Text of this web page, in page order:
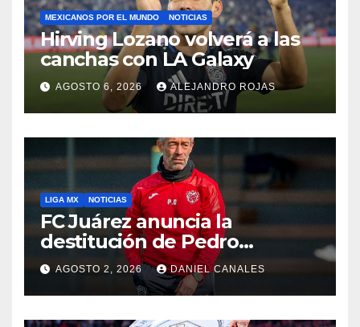
MEXICANOS POR EL MUNDO NOTICIAS
Hirving Lozano volverá a las
canchas con LA Galaxy
AGOSTO 6, 2026 ALEJANDRO ROJAS
LIGA MX NOTICIAS
FC Juárez anuncia la
destitución de Pedro
Caixinha
AGOSTO 2, 2026 DANIEL CANALES